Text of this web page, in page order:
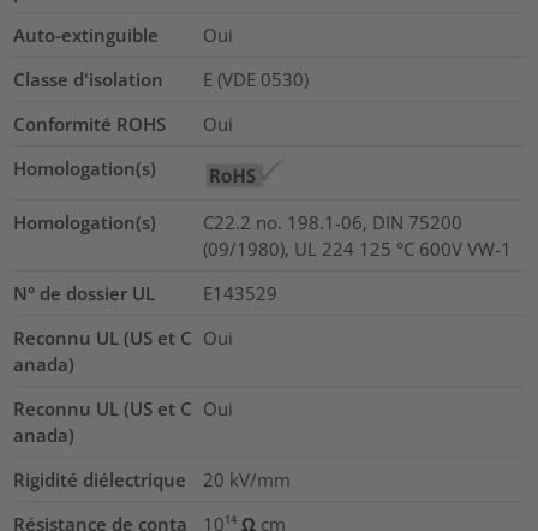
Auto-extinguible
Oui
Classe d'isolation
E (VDE 0530)
Conformité ROHS
Oui
Homologation(s)
Homologation(s)
C22.2 no. 198.1-06, DIN 75200
(09/1980), UL 224 125 °C 600V VW-1
N° de dossier UL
E143529
Reconnu UL (US et C
anada)
Oui
Reconnu UL (US et C
anada)
Oui
Rigidité diélectrique 20 kV/mm
Résistance de conta
10¹⁴ Ω cm